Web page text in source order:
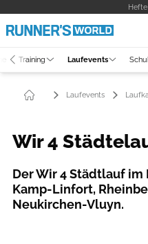
Hefte
Training Laufevents
Laufevents
Wir 4
Der Wir 4 Städtlauf
Kamp-Linfort,
Neukirchen-Vluyn.